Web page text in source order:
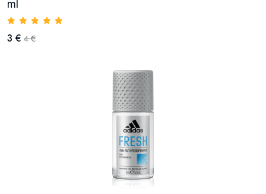
ml
3 € 4 €